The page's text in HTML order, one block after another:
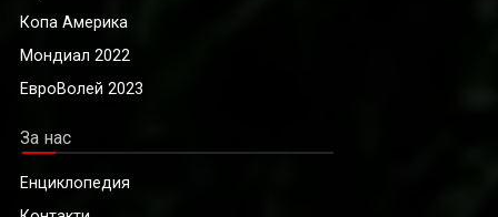
Копа Америка
Мондиал 2022
ЕвроВолей 2023
За нас
Енциклопедия